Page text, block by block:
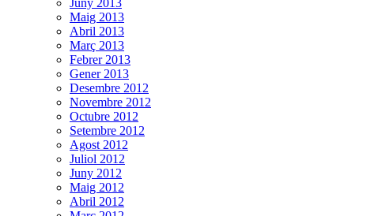
Maig 2013
Abril 2013
Març 2013
Febrer 2013
Gener 2013
Desembre 2012
Novembre 2012
Octubre 2012
Setembre 2012
Agost 2012
Juliol 2012
Juny 2012
Maig 2012
Abril 2012